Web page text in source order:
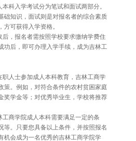
入学考试分为笔试和面试两部分。
础知识，面试则是对报名者的综合素质
方可获得入学资格。
，报名者需按照学校要求缴纳学费住
功后，即可办理入学手续，成为吉林工
人士参加成人本科教育，吉林工商学
策。例如，对符合条件的农村贫困家庭
奖学金等；对优秀毕业生，学校将推荐
商学院成人本科需要满足一定的条
等。只要您具备以上条件，并按照报名
机会成为一名优秀的吉林工商学院学